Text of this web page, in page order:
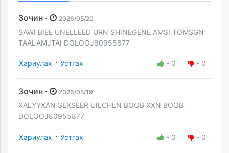
Зочин · 2026/05/20
SAWI BIEE UNELLEED URN SHINEGENE AMSI TOMSGN
TAALAMJTAI DOLOOJ80955877
Хариулах · Устгах - 0 - 0
Зочин · 2026/05/19
XALYYXAN SEXSEER UILCHLN BOOB XXN BOOB
DOLOOJ80955877
Хариулах · Устгах - 0 - 0